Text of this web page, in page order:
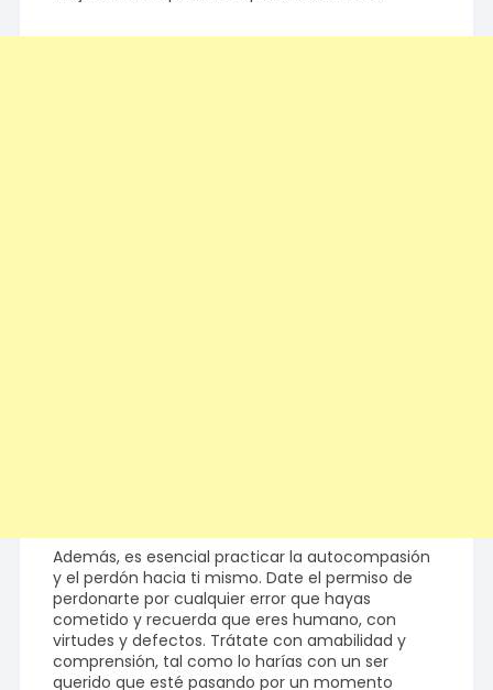
Además, es esencial practicar la autocompasión
y el perdón hacia ti mismo. Date el permiso de
perdonarte por cualquier error que hayas
cometido y recuerda que eres humano, con
virtudes y defectos. Trátate con amabilidad y
comprensión, tal como lo harías con un ser
querido que esté pasando por un momento